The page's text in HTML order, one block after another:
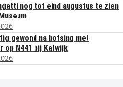
nog tot eind augustus te zien
gewond na botsing met
op N441 bij Katwijk